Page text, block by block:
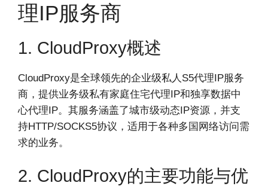
理IP服务商
1. CloudProxy概述
CloudProxy是全球领先的企业级私人S5代理IP服务
商，提供业务级私有家庭住宅代理IP和独享数据中
心代理IP。其服务涵盖了城市级动态IP资源，并支
持HTTP/SOCKS5协议，适用于各种多国网络访问需
求的业务。
2. CloudProxy的主要功能与优